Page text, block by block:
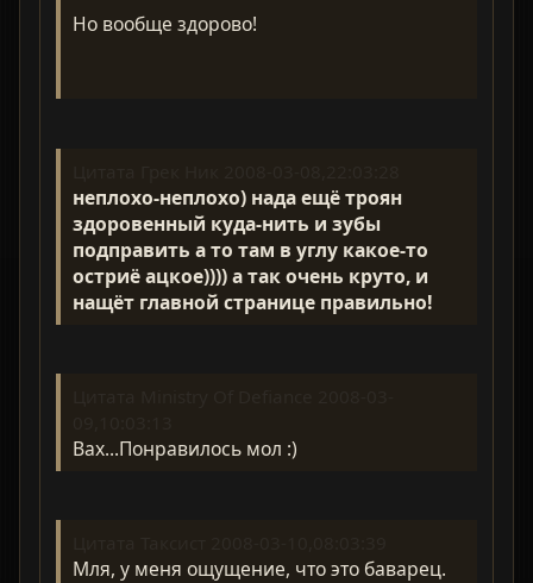
Но вообще здорово!
неплохо-неплохо) нада ещё троян
здоровенный куда-нить и зубы
подправить а то там в углу какое-то
остриё ацкое)))) а так очень круто, и
нащёт главной странице правильно!
Вах...Понравилось мол :)
Мля, у меня ощущение, что это баварец.